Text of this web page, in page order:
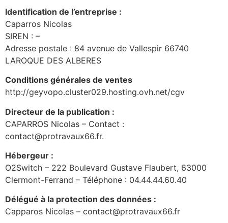
Identification de l’entreprise :
Caparros Nicolas
SIREN : –
Adresse postale : 84 avenue de Vallespir 66740
LAROQUE DES ALBERES
Conditions générales de ventes
http://geyvopo.cluster029.hosting.ovh.net/cgv
Directeur de la publication :
CAPARROS Nicolas – Contact :
contact@protravaux66.fr.
Hébergeur :
O2Switch – 222 Boulevard Gustave Flaubert, 63000
Clermont-Ferrand – Téléphone : 04.44.44.60.40
Délégué à la protection des données :
Capparos Nicolas – contact@protravaux66.fr